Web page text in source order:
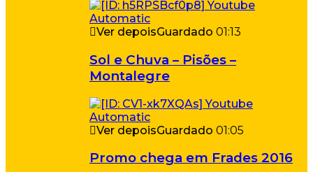
Ver depoisGuardado 01:13
Sol e Chuva – Pisões –
Montalegre
Ver depoisGuardado 01:05
Promo chega em Frades 2016